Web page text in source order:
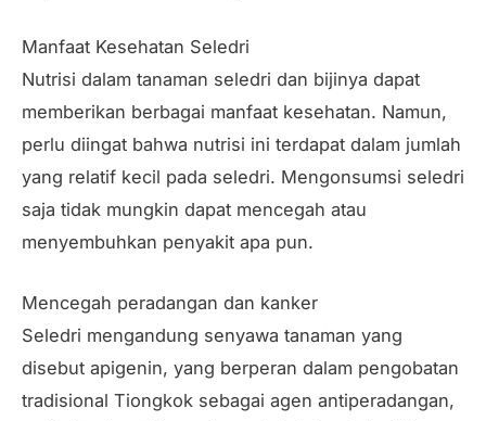
Manfaat Kesehatan Seledri
Nutrisi dalam tanaman seledri dan bijinya dapat
memberikan berbagai manfaat kesehatan. Namun,
perlu diingat bahwa nutrisi ini terdapat dalam jumlah
yang relatif kecil pada seledri. Mengonsumsi seledri
saja tidak mungkin dapat mencegah atau
menyembuhkan penyakit apa pun.
Mencegah peradangan dan kanker
Seledri mengandung senyawa tanaman yang
disebut apigenin, yang berperan dalam pengobatan
tradisional Tiongkok sebagai agen antiperadangan,